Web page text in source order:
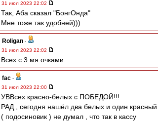
31 июл 2023 22:02
Так, Аба сказал "БонгОнда"
Мне тоже так удобней)))
Roligan -
31 июл 2023 22:02
Всех с 3 мя очками.
fac -
31 июл 2023 22:00
УВВсех красно-белых с ПОБЕДОЙ!!!
РАД , сегодня нашёл два белых и один красный
( подосиновик ) не думал , что так в кассу